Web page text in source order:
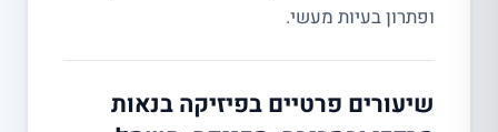
ופתרון בעיות מעשי.
שיעורים פרטיים בפיזיקה בנאות